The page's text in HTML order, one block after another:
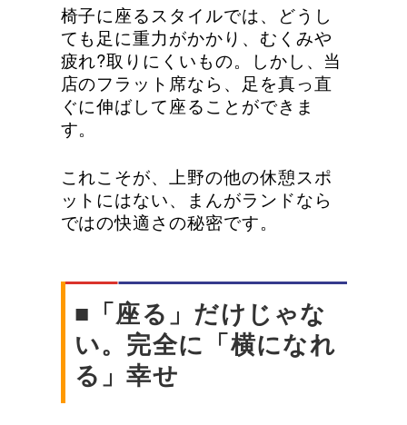
椅子に座るスタイルでは、どうし
ても足に重力がかかり、むくみや
疲れ?取りにくいもの。しかし、当
店のフラット席なら、足を真っ直
ぐに伸ばして座ることができま
す。
これこそが、上野の他の休憩スポ
ットにはない、まんがランドなら
ではの快適さの秘密です。
■「座る」だけじゃな
い。完全に「横になれ
る」幸せ